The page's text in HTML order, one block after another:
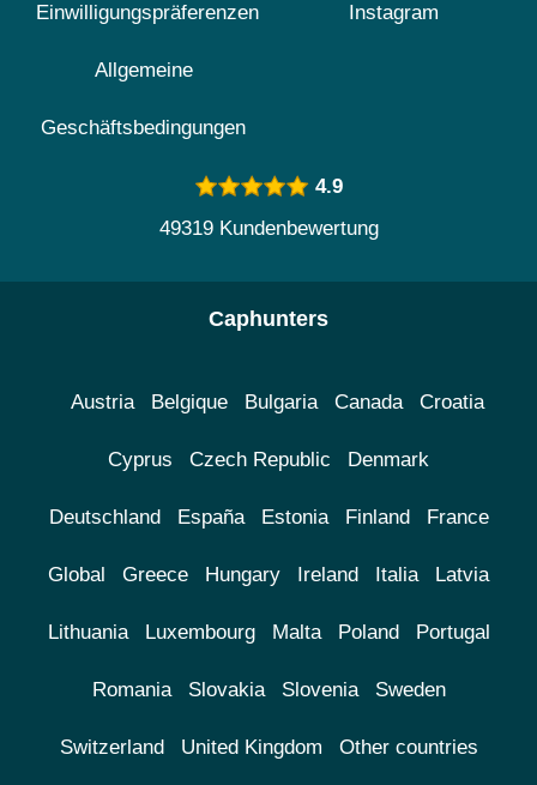
Einwilligungspräferenzen
Allgemeine
Geschäftsbedingungen
Instagram
4.9
49319 Kundenbewertung
Caphunters
Austria Belgique Bulgaria Canada Croatia
Cyprus Czech Republic Denmark
Deutschland España Estonia Finland France
Global Greece Hungary Ireland Italia Latvia
Lithuania Luxembourg Malta Poland Portugal
Romania Slovakia Slovenia Sweden
Switzerland United Kingdom Other countries